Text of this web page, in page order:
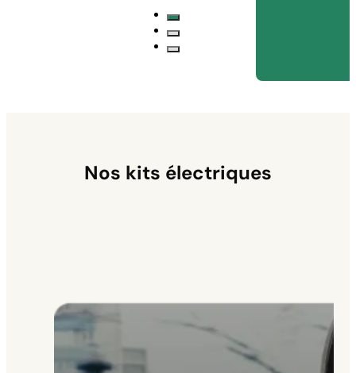
Nos kits électriques